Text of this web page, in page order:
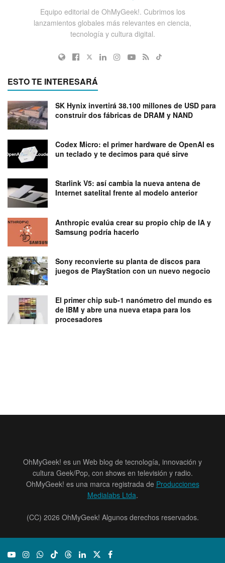
Equipo editorial de OhMyGeek!. Cubrimos los
lanzamientos globales más relevantes en ciencia,
tecnología y cultura digital.
ESTO TE INTERESARÁ
SK Hynix invertirá 38.100 millones de USD para
construir dos fábricas de DRAM y NAND
Codex Micro: el primer hardware de OpenAI es
un teclado y te decimos para qué sirve
Starlink V5: así cambia la nueva antena de
Internet satelital frente al modelo anterior
Anthropic evalúa crear su propio chip de IA y
Samsung podría hacerlo
Sony reconvierte su planta de discos para
juegos de PlayStation con un nuevo negocio
El primer chip sub-1 nanómetro del mundo es
de IBM y abre una nueva etapa para los
procesadores
OhMyGeek! es un Web blog de tecnología, innovación y
cultura Geek/Pop, con shows en televisión y radio.
OhMyGeek! es una marca registrada de Producciones
Medialabs Ltda.
(CC) 2026 OhMyGeek! Algunos derechos reservados.